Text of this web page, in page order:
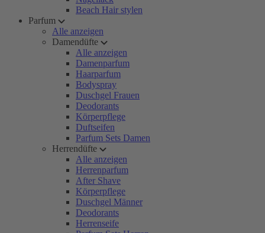
Beach Hair stylen
Parfum
Alle anzeigen
Damendüfte
Alle anzeigen
Damenparfum
Haarparfum
Bodyspray
Duschgel Frauen
Deodorants
Körperpflege
Duftseifen
Parfum Sets Damen
Herrendüfte
Alle anzeigen
Herrenparfum
After Shave
Körperpflege
Duschgel Männer
Deodorants
Herrenseife